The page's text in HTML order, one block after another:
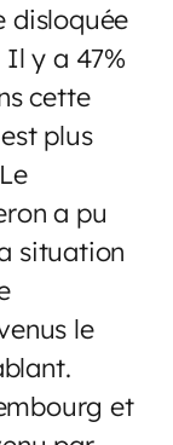
disloquée
y a 47%
cette
plus
a pu
situation
le
et